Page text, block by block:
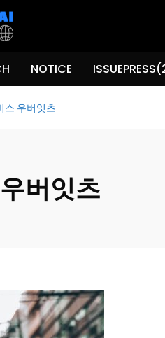
NOTICE
스 우버잇츠
버잇츠